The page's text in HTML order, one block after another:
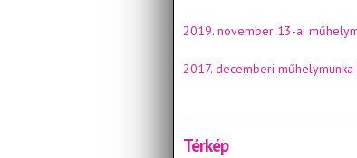
2019. november 13-ai
2017. decemberi műhelymunka
Térkép